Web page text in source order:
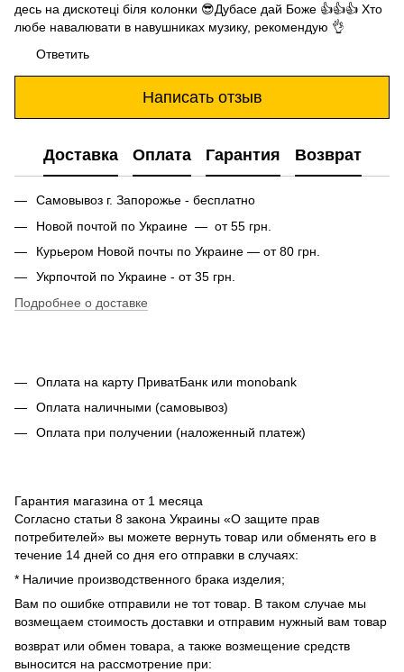
десь на дискотеці біля колонки 😎Дубасе дай Боже 👍👍👍 Хто
любе навалювати в навушниках музику, рекомендую 👌
Ответить
Написать отзыв
Доставка Оплата Гарантия Возврат
Самовывоз г. Запорожье - бесплатно
Новой почтой по Украине — от 55 грн.
Курьером Новой почты по Украине — от 80 грн.
Укрпочтой по Украине - от 35 грн.
Подробнее о доставке
Оплата на карту ПриватБанк или monobank
Оплата наличными (самовывоз)
Оплата при получении (наложенный платеж)
Гарантия магазина от 1 месяца
Согласно статьи 8 закона Украины «О защите прав
потребителей» вы можете вернуть товар или обменять его в
течение 14 дней со дня его отправки в случаях:
* Наличие производственного брака изделия;
Вам по ошибке отправили не тот товар. В таком случае мы
возмещаем стоимость доставки и отправим нужный вам товар
возврат или обмен товара, а также возмещение средств
выносится на рассмотрение при: